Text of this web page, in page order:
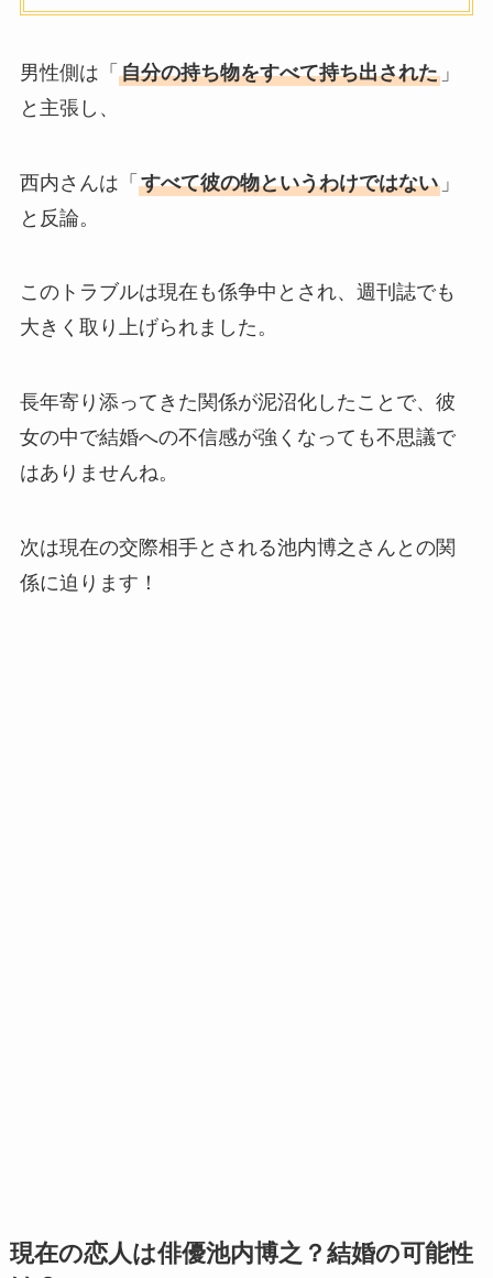
男性側は「 自分の持ち物をすべて持ち出された」
と主張し、
西内さんは「 すべて彼の物というわけではない」
と反論。
このトラブルは現在も係争中とされ、週刊誌でも
大きく取り上げられました。
長年寄り添ってきた関係が泥沼化したことで、彼
女の中で結婚への不信感が強くなっても不思議で
はありませんね。
次は現在の交際相手とされる池内博之さんとの関
係に迫ります！
現在の恋人は俳優池内博之？結婚の可能性